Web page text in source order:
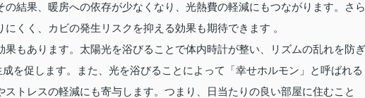
の結果、暖房への依存が少なくなり、光熱費の軽減にもつながります。さら
くく、カビの発生リスクを抑える効果も期待できます 。
もあります。太陽光を浴びることで体内時計が整い、リズムの乱れを防ぎ
を促します。また、光を浴びることによって「幸せホルモン」と呼ばれる
トレスの軽減にも寄与します。つまり、日当たりの良い部屋に住むこと